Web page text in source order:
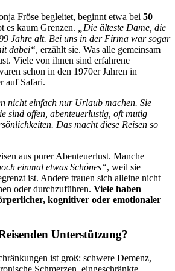
Fröse begleitet, beginnt etwa bei 50
es kaum Grenzen.
„Die älteste Dame, die
Jahre alt. Bei uns in der Firma war sogar
dabei“, erzählt sie. Was alle gemeinsam
Viele von ihnen sind erfahrene
schon in den 1970er Jahren in
auf Safari.
nicht einfach nur Urlaub machen. Sie
sind offen, abenteuerlustig, oft mutig –
Das macht diese Reisen so
aus purer Abenteuerlust. Manche
einmal etwas Schönes“, weil sie
ist. Andere trauen sich alleine nicht
oder durchzuführen. Viele haben
kognitiver oder emotionaler
Unterstützung?
ist groß: schwere Demenz,
Schmerzen, eingeschränkte